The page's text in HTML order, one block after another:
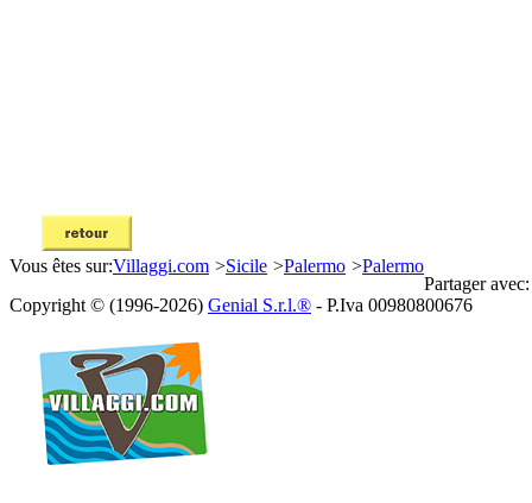
Vous êtes sur:Villaggi.com >Sicile >Palermo >Palermo
Partager avec:
Copyright © (1996-2026) Genial S.r.l.® - P.Iva 00980800676